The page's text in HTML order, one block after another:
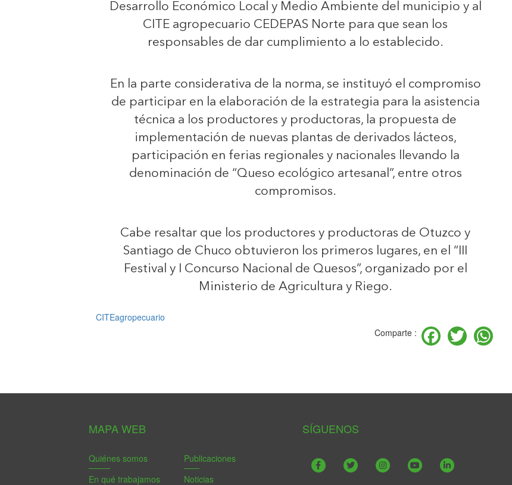
Desarrollo Económico Local y Medio Ambiente del municipio y al
CITE agropecuario CEDEPAS Norte para que sean los
responsables de dar cumplimiento a lo establecido.
En la parte considerativa de la norma, se instituyó el compromiso
de participar en la elaboración de la estrategia para la asistencia
técnica a los productores y productoras, la propuesta de
implementación de nuevas plantas de derivados lácteos,
participación en ferias regionales y nacionales llevando la
denominación de “Queso ecológico artesanal”, entre otros
compromisos.
Cabe resaltar que los productores y productoras de Otuzco y
Santiago de Chuco obtuvieron los primeros lugares, en el “III
Festival y I Concurso Nacional de Quesos”, organizado por el
Ministerio de Agricultura y Riego.
CITEagropecuario
Comparte :
Facebook
Twitter
MAPA WEB
Quiénes somos
En qué trabajamos
Publicaciones
Noticias
SÍGUENOS